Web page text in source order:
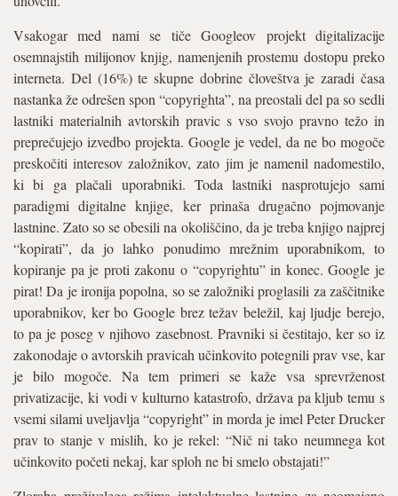
Vsakogar med nami se tiče Googleov projekt digitalizacije
osemnajstih milijonov knjig, namenjenih prostemu dostopu preko
interneta. Del (16%) te skupne dobrine človeštva je zaradi časa
nastanka že odrešen spon “copyrighta”, na preostali del pa so sedli
lastniki materialnih avtorskih pravic s vso svojo pravno težo in
preprečujejo izvedbo projekta. Google je vedel, da ne bo mogoče
preskočiti interesov založnikov, zato jim je namenil nadomestilo,
ki bi ga plačali uporabniki. Toda lastniki nasprotujejo sami
paradigmi digitalne knjige, ker prinaša drugačno pojmovanje
lastnine. Zato so se obesili na okoliščino, da je treba knjigo najprej
“kopirati”, da jo lahko ponudimo mrežnim uporabnikom, to
kopiranje pa je proti zakonu o “copyrightu” in konec. Google je
pirat! Da je ironija popolna, so se založniki proglasili za zaščitnike
uporabnikov, ker bo Google brez težav beležil, kaj ljudje berejo,
to pa je poseg v njihovo zasebnost. Pravniki si čestitajo, ker so iz
zakonodaje o avtorskih pravicah učinkovito potegnili prav vse, kar
je bilo mogoče. Na tem primeri se kaže vsa sprevrženost
privatizacije, ki vodi v kulturno katastrofo, država pa kljub temu s
vsemi silami uveljavlja “copyright” in morda je imel Peter Drucker
prav to stanje v mislih, ko je rekel: “Nič ni tako neumnega kot
učinkovito početi nekaj, kar sploh ne bi smelo obstajati!”